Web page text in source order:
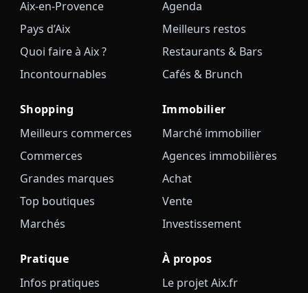
Aix-en-Provence
Pays d’Aix
Quoi faire à Aix ?
Incontournables
Agenda
Meilleurs restos
Restaurants & Bars
Cafés & Brunch
Shopping
Meilleurs commerces
Commerces
Grandes marques
Top boutiques
Marchés
Immobilier
Marché immobilier
Agences immobilières
Achat
Vente
Investissement
Pratique
Infos pratiques
À propos
Le projet Aix.fr